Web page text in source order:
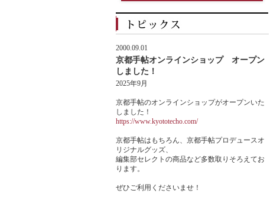
2000.09.01
京都手帖オンラインショップ オープン
しました！
2025年9月
京都手帖のオンラインショップがオープンいた
しました！
https://www.kyototecho.com/
京都手帖はもちろん、京都手帖プロデュースオ
リジナルグッズ、
編集部セレクトの商品など多数取りそろえてお
ります。
ぜひご利用くださいませ！